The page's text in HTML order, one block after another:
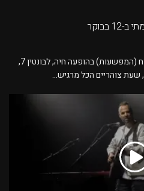
בבוקר
טוניק קלוניק מארחים את אילון קורח (המפשעות) בהופעה חיה, לבונטין 7,